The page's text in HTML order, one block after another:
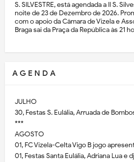
S. SILVESTRE, está agendada a II S.
noite de 23 de Dezembro de 2026.
com o apoio da Câmara de Vizela e
Braga sai da Praça da República às 21
A G E N D A
JULHO
30, Festas S. Eulália, Arruada de
***
AGOSTO
01, FC Vizela-Celta Vigo B jogo
01, Festas Santa Eulália, Adriana Lua e